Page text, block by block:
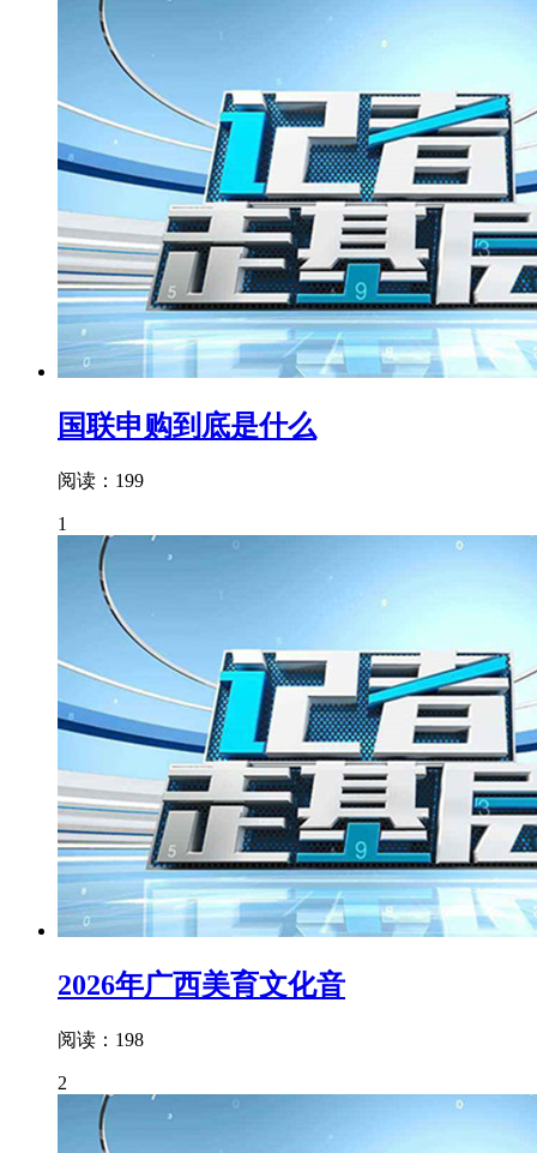
国联申购到底是什么
阅读：199
1
2026年广西美育文化音
阅读：198
2